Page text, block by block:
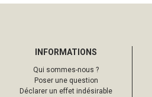
INFORMATIONS
Qui sommes-nous ?
Poser une question
Déclarer un effet indésirable